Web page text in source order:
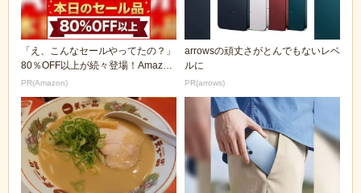
「え、こんなセールやってたの？」
80％OFF以上が続々登場！Amazon
の本気が...
PR(Amazon)
arrowsの頑丈さがとんでもないレベ
ルに
PR(arrows)